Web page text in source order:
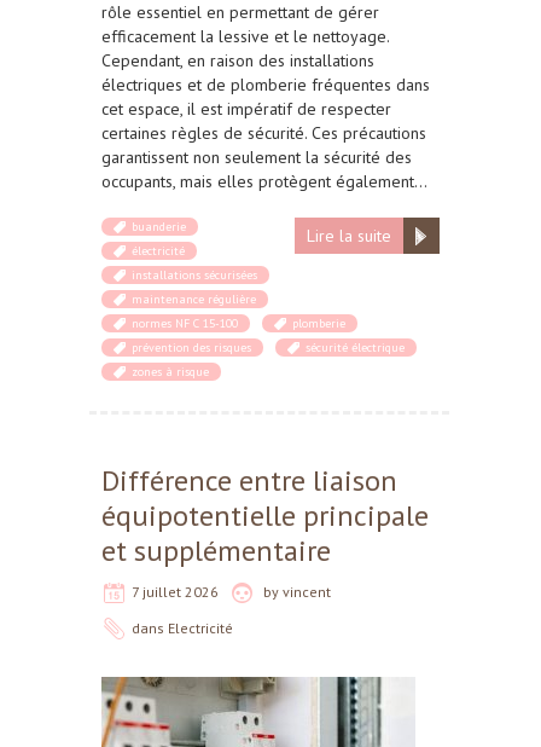
rôle essentiel en permettant de gérer
efficacement la lessive et le nettoyage.
Cependant, en raison des installations
électriques et de plomberie fréquentes dans
cet espace, il est impératif de respecter
certaines règles de sécurité. Ces précautions
garantissent non seulement la sécurité des
occupants, mais elles protègent également…
Lire la suite
buanderie
électricité
installations sécurisées
maintenance régulière
normes NF C 15-100
plomberie
prévention des risques
sécurité électrique
zones à risque
Différence entre liaison
équipotentielle principale
et supplémentaire
7 juillet 2026 by vincent
dans Electricité